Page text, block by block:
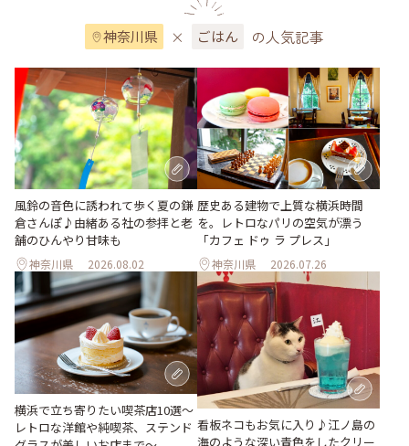
神奈川県 × ごはん の人気記事
風鈴の音色に誘われて歩く夏の鎌
倉さんぽ♪由緒ある社の参拝と老
舗のひんやり甘味も
神奈川県 2026.08.02
歴史ある建物で上質な横浜時間
を。レトロなパリの空気が漂う
「カフェ ドゥ ラ プレス」
神奈川県 2026.07.26
横浜で立ち寄りたい喫茶店10選～
レトロな洋館や純喫茶、ステンド 看板ネコもお気に入り♪江ノ島の
海のような深い青色をしたクリー